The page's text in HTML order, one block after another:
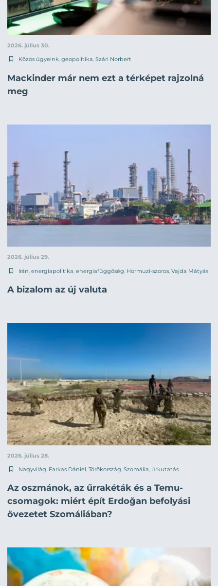
2026. július 30.
Közös ügyeink, geopolitika, Szári Norbert
Mackinder már nem ezt a térképet rajzolná
meg
2026. július 29.
Irán energiapolitika energiafüggőség Hormuzi-szoros Vajda Mátyás
A bizalom az új valuta
2026. július 28.
Nagyvilág Farkas Dániel Törökország Szomália űrkutatás
Az oszmánok, az űrrakéták és a Temu-
csomagok: miért épít Erdoğan befolyási
övezetet Szomáliában?